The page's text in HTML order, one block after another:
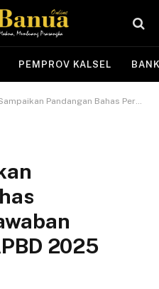
PEMPROV KALSEL
Pandangan Bahas Pertanggungjawaban Pelaksanaan APBD 2025
2025